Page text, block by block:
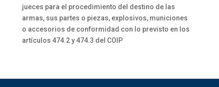
jueces para el procedimiento del destino de las
armas, sus partes o piezas, explosivos, municiones
o accesorios de conformidad con lo previsto en los
artículos 474.2 y 474.3 del COIP